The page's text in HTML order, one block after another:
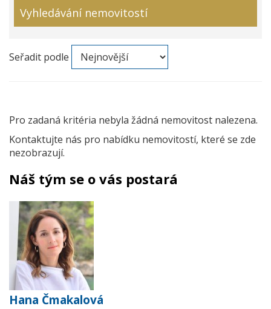
Vyhledávání nemovitostí
Seřadit podle
Pro zadaná kritéria nebyla žádná nemovitost nalezena.
Kontaktujte nás pro nabídku nemovitostí, které se zde
nezobrazují.
Náš tým se o vás postará
Hana Čmakalová